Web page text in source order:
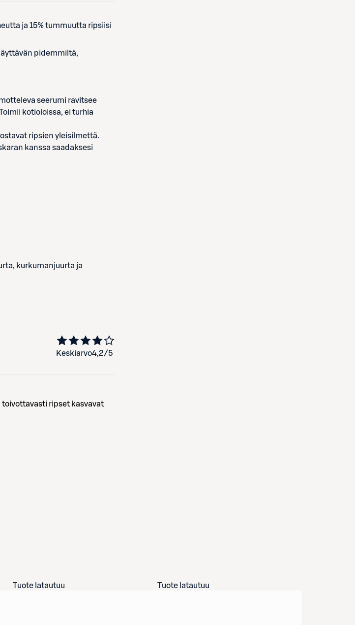
ja 15% tummuutta ripsiisi
pidemmiltä,
seerumi ravitsee
kotioloissa, ei turhia
ripsien yleisilmettä.
kanssa saadaksesi
kurkumanjuurta ja
Keskiarvo4,2/5
ripset kasvavat
Tuote latautuu Tuote latautuu